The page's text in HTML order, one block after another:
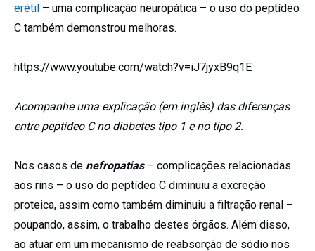
erétil – uma complicação neuropática – o uso do peptídeo
C também demonstrou melhoras.
https://www.youtube.com/watch?v=iJ7jyxB9q1E
Acompanhe uma explicação (em inglês) das diferenças
entre peptídeo C no diabetes tipo 1 e no tipo 2.
Nos casos de nefropatias– complicações relacionadas
aos rins – o uso do peptídeo C diminuiu a excreção
proteica, assim como também diminuiu a filtração renal –
poupando, assim, o trabalho destes órgãos. Além disso,
ao atuar em um mecanismo de reabsorção de sódio nos